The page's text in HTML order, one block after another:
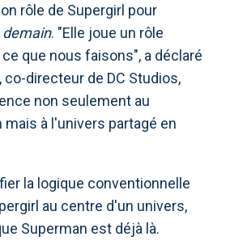
rôle de Supergirl pour
. "Elle joue un rôle
que nous faisons", a déclaré
co-directeur de DC Studios,
non seulement au
mais à l'univers partagé en
la logique conventionnelle
au centre d'un univers,
Superman est déjà là.